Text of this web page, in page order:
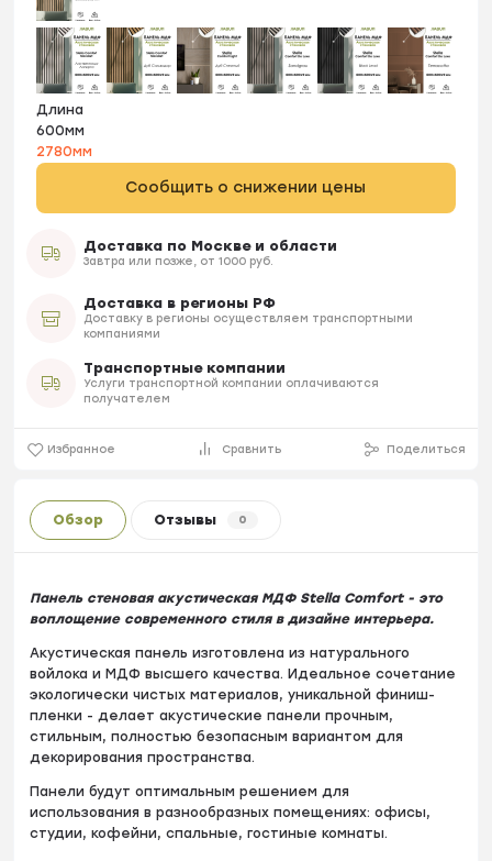
Длина
600мм
2780мм
Сообщить о снижении цены
Доставка по Москве и области
Завтра или позже, от 1000 руб.
Доставка в регионы РФ
Доставку в регионы осуществляем транспортными
компаниями
Транспортные компании
Услуги транспортной компании оплачиваются
получателем
Избранное Сравнить Поделиться
Обзор Отзывы 0
Панель стеновая акустическая МДФ Stella Comfort - это
воплощение современного стиля в дизайне интерьера.
Акустическая панель изготовлена из натурального
войлока и МДФ высшего качества. Идеальное сочетание
экологически чистых материалов, уникальной финиш-
пленки - делает акустические панели прочным,
стильным, полностью безопасным вариантом для
декорирования пространства.
Панели будут оптимальным решением для
использования в разнообразных помещениях: офисы,
студии, кофейни, спальные, гостиные комнаты.